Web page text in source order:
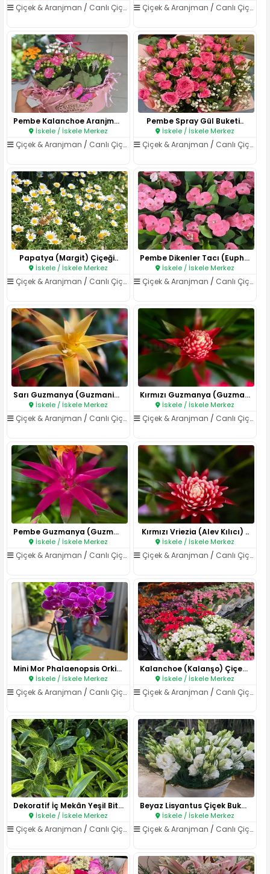
Çiçek & Aranjman / Canlı Çiçekler Çiçek & Aranjman / Canlı Çiçekler
Pembe Kalanchoe Aranjmanı..
İskele / İskele Merkez
Çiçek & Aranjman / Canlı Çiçekler
Pembe Spray Gül Buketi..
İskele / İskele Merkez
Çiçek & Aranjman / Canlı Çiçekler
Papatya (Margit) Çiçeği..
İskele / İskele Merkez
Çiçek & Aranjman / Canlı Çiçekler
Pembe Dikenler Tacı (Euphorbia..
İskele / İskele Merkez
Çiçek & Aranjman / Canlı Çiçekler
Sarı Guzmanya (Guzmania) Bitki..
İskele / İskele Merkez
Çiçek & Aranjman / Canlı Çiçekler
Kırmızı Guzmanya (Guzmania) Bi..
İskele / İskele Merkez
Çiçek & Aranjman / Canlı Çiçekler
Pembe Guzmanya (Guzmania) Bitk..
İskele / İskele Merkez
Çiçek & Aranjman / Canlı Çiçekler
Kırmızı Vriezia (Alev Kılıcı) ..
İskele / İskele Merkez
Çiçek & Aranjman / Canlı Çiçekler
Mini Mor Phalaenopsis Orkide..
İskele / İskele Merkez
Çiçek & Aranjman / Canlı Çiçekler
Kalanchoe (Kalanşo) Çiçeği..
İskele / İskele Merkez
Çiçek & Aranjman / Canlı Çiçekler
Dekoratif İç Mekân Yeşil Bitki..
İskele / İskele Merkez
Çiçek & Aranjman / Canlı Çiçekler
Beyaz Lisyantus Çiçek Buketi..
İskele / İskele Merkez
Çiçek & Aranjman / Canlı Çiçekler